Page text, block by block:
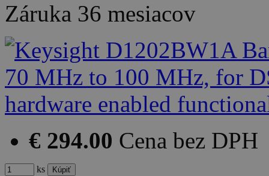
Záruka 36 mesiacov
€ 294.00 Cena bez DPH
ks